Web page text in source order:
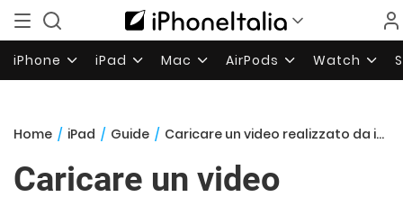
iPhone iPad Mac AirPods Watch
Home / iPad / Guide / Caricare un video realizzato da iPad su YouTube – Noob’s Corner
Caricare un video